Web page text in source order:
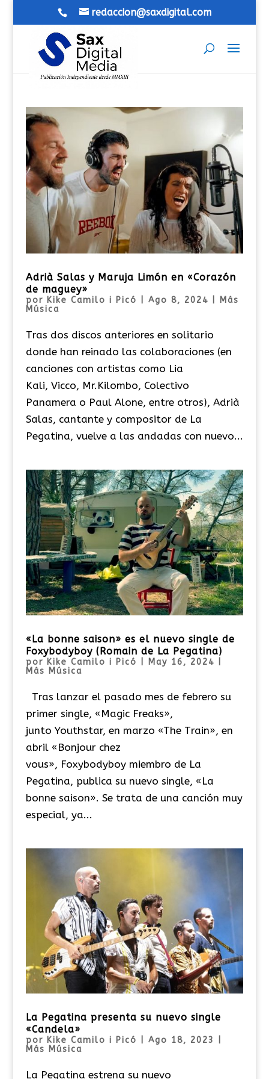
redaccion@saxdigital.com
Adrià Salas y Maruja Limón en «Corazón
de maguey»
por Kike Camilo i Picó Ago 8, 2024
Más
Música
Tras dos discos anteriores en solitario
donde han reinado las colaboraciones (en
canciones con artistas como Lia
Kali, Vicco, Mr.Kilombo, Colectivo
Panamera o Paul Alone, entre otros), Adrià
Salas, cantante y compositor de La
Pegatina, vuelve a las andadas con nuevo...
«La bonne saison» es el nuevo single de
Foxybodyboy (Romain de La Pegatina)
por Kike Camilo i Picó May 16, 2024
Más Música
Tras lanzar el pasado mes de febrero su
primer single, «Magic Freaks»,
junto Youthstar, en marzo «The Train», en
abril «Bonjour chez
vous», Foxybodyboy miembro de La
Pegatina, publica su nuevo single, «La
bonne saison». Se trata de una canción muy
especial, ya...
La Pegatina presenta su nuevo single
«Candela»
por Kike Camilo i Picó Ago 18, 2023
Más Música
La Pegatina estrena su nuevo